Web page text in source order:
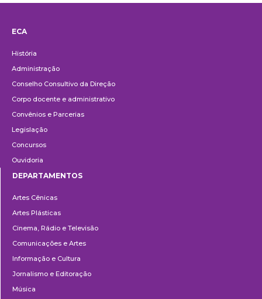
ECA
História
Administração
Conselho Consultivo da Direção
Corpo docente e administrativo
Convênios e Parcerias
Legislação
Concursos
Ouvidoria
DEPARTAMENTOS
Artes Cênicas
Artes Plásticas
Cinema, Rádio e Televisão
Comunicações e Artes
Informação e Cultura
Jornalismo e Editoração
Música